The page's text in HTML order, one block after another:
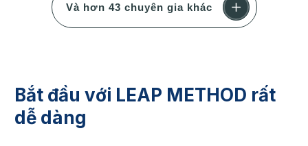
Và hơn 43 chuyên gia khác
Bắt đầu với LEAP METHOD rất
dễ dàng